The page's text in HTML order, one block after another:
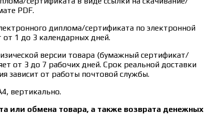
PDF.
диплома/сертификата по электронной
от 1 до 3 календарных дней.
версии товара (бумажный сертификат/
от 3 до 7 рабочих дней. Срок реальной доставки
зависит от работы почтовой службы.
вертикально.
или обмена товара, а также возврата денежных